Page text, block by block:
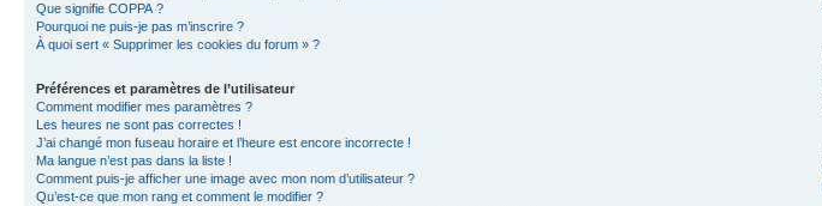
Que signifie COPPA ?
Pourquoi ne puis-je pas m’inscrire ?
À quoi sert « Supprimer les cookies du forum » ?
Préférences et paramètres de l’utilisateur
Comment modifier mes paramètres ?
Les heures ne sont pas correctes !
J’ai changé mon fuseau horaire et l’heure est encore incorrecte !
Ma langue n’est pas dans la liste !
Comment puis-je afficher une image avec mon nom d’utilisateur ?
Qu’est-ce que mon rang et comment le modifier ?